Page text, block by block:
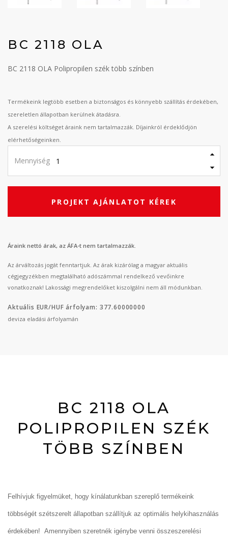
BC 2118 OLA
BC 2118 OLA Polipropilen szék több színben
Termékeink legtöbb esetben a biztonságos és könnyebb szállítás érdekében,
szereletlen állapotban kerülnek átadásra.
A szerelési költséget áraink nem tartalmazzák. Díjainkról érdeklődjön
elérhetőségeinken.
Mennyiség
PROJEKT AJÁNLATOT KÉREK
Áraink nettó árak, az ÁFA-t nem tartalmazzák.
Az árváltozás jogát fenntartjuk. Az árak kizárólag a magyar aktuális
cégjegyzékben megtalálható adószámmal rendelkező vevőinkre
vonatkoznak! Lakossági megrendelőket kiszolgálni nem áll módunkban.
Aktuális EUR/HUF árfolyam: 377.60000000
deviza eladási árfolyamán
BC 2118 OLA
POLIPROPILEN SZÉK
TÖBB SZÍNBEN
Felhívjuk figyelmüket, hogy kínálatunkban szereplő termékeink
többségét szétszerelt állapotban szállítjuk az optimális helykihasználás
érdekében! Amennyiben szeretnék igénybe venni összeszerelési